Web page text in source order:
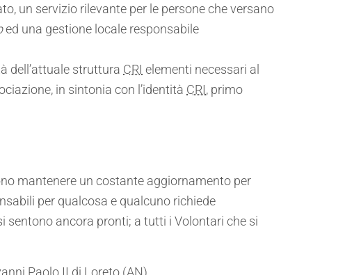
un servizio rilevante per le persone che versano
ed una gestione locale responsabile
dell’attuale struttura CRI elementi necessari al
in sintonia con l’identità CRI, primo
mantenere un costante aggiornamento per
per qualcosa e qualcuno richiede
sentono ancora pronti; a tutti i Volontari che si
Paolo II di Loreto (AN)